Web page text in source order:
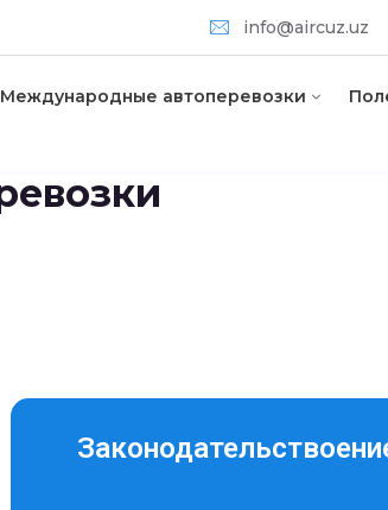
info@aircuz.uz
Международные автоперевозки